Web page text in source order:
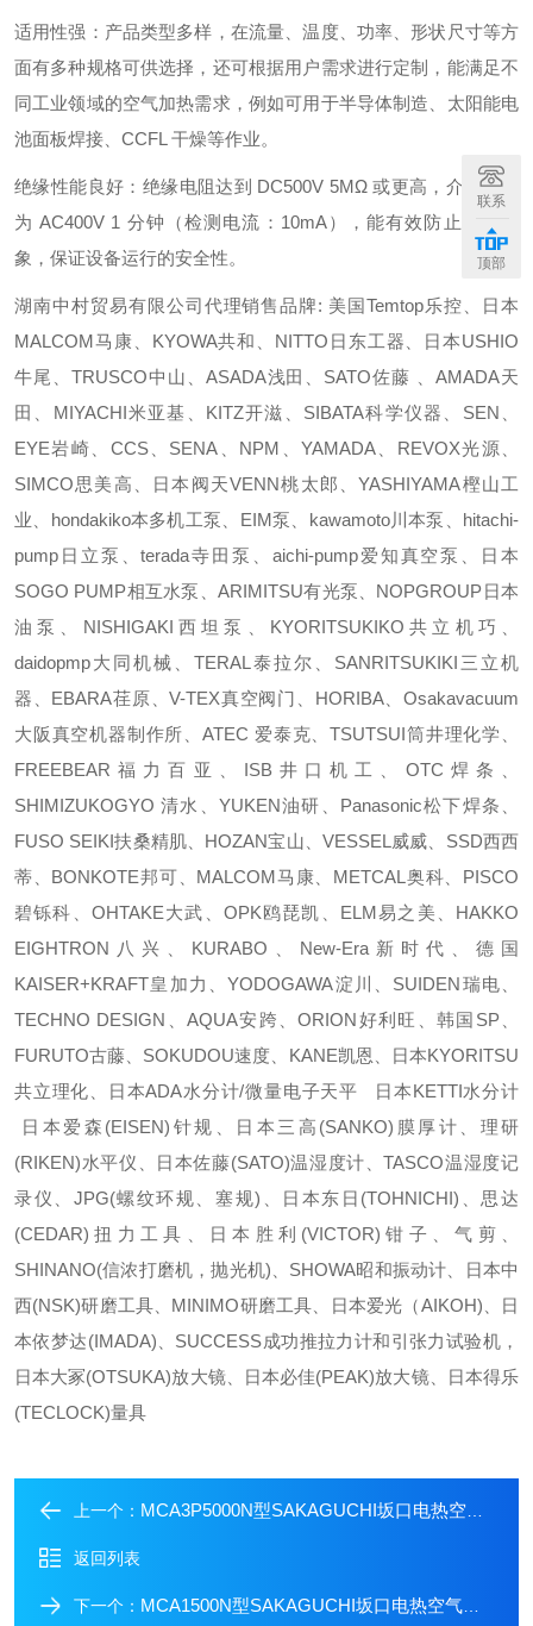
适用性强：产品类型多样，在流量、温度、功率、形状尺寸等方
面有多种规格可供选择，还可根据用户需求进行定制，能满足不
同工业领域的空气加热需求，例如可用于半导体制造、太阳能电
池面板焊接、CCFL 干燥等作业。
绝缘性能良好：绝缘电阻达到 DC500V 5MΩ 或更高，介电强度
为 AC400V 1 分钟（检测电流：10mA），能有效防止漏电现
象，保证设备运行的安全性。
湖南中村贸易有限公司代理销售品牌: 美国Temtop乐控、日本
MALCOM马康、KYOWA共和、NITTO日东工器、日本USHIO
牛尾、TRUSCO中山、ASADA浅田、SATO佐藤 、AMADA天
田、MIYACHI米亚基、KITZ开滋、SIBATA科学仪器、SEN、
EYE岩崎、CCS、SENA、NPM、YAMADA、REVOX光源、
SIMCO思美高、日本阀天VENN桃太郎、YASHIYAMA樫山工
业、hondakiko本多机工泵、EIM泵、kawamoto川本泵、hitachi-
pump日立泵、terada寺田泵、aichi-pump爱知真空泵、日本
SOGO PUMP相互水泵、ARIMITSU有光泵、NOPGROUP日本
油泵、NISHIGAKI西坦泵、KYORITSUKIKO共立机巧、
daidopmp大同机械、TERAL泰拉尔、SANRITSUKIKI三立机
器、EBARA荏原、V-TEX真空阀门、HORIBA、Osakavacuum
大阪真空机器制作所、ATEC 爱泰克、TSUTSUI筒井理化学、
FREEBEAR福力百亚、ISB井口机工、OTC焊条、
SHIMIZUKOGYO 清水、YUKEN油研、Panasonic松下焊条、
FUSO SEIKI扶桑精肌、HOZAN宝山、VESSEL威威、SSD西西
蒂、BONKOTE邦可、MALCOM马康、METCAL奥科、PISCO
碧铄科、OHTAKE大武、OPK鸥琵凯、ELM易之美、HAKKO
EIGHTRON八兴、KURABO、New-Era新时代、德国
KAISER+KRAFT皇加力、YODOGAWA淀川、SUIDEN瑞电、
TECHNO DESIGN、AQUA安跨、ORION好利旺、韩国SP、
FURUTO古藤、SOKUDOU速度、KANE凯恩、日本KYORITSU
共立理化、日本ADA水分计/微量电子天平 日本KETTI水分计
日本爱森(EISEN)针规、日本三高(SANKO)膜厚计、理研
(RIKEN)水平仪、日本佐藤(SATO)温湿度计、TASCO温湿度记
录仪、JPG(螺纹环规、塞规)、日本东日(TOHNICHI)、思达
(CEDAR)扭力工具、日本胜利(VICTOR)钳子、气剪、
SHINANO(信浓打磨机，抛光机)、SHOWA昭和振动计、日本中
西(NSK)研磨工具、MINIMO研磨工具、日本爱光（AIKOH)、日
本依梦达(IMADA)、SUCCESS成功推拉力计和引张力试验机，
日本大冢(OTSUKA)放大镜、日本必佳(PEAK)放大镜、日本得乐
(TECLOCK)量具
上一个： MCA3P5000N型SAKAGUCHI坂口电热空气加热器MCA3P5000N
返回列表
下一个： MCA1500N型SAKAGUCHI坂口电热空气加热器MCA1500N
联系
顶部